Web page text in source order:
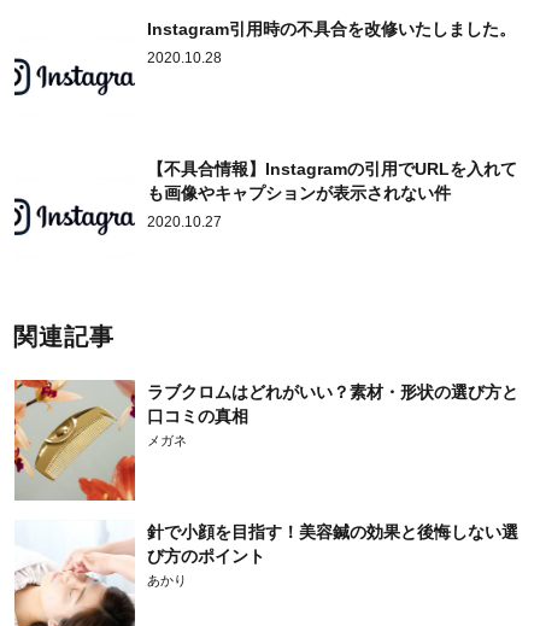
Instagram引用時の不具合を改修いたしました。
2020.10.28
【不具合情報】Instagramの引用でURLを入れて
も画像やキャプションが表示されない件
2020.10.27
関連記事
ラブクロムはどれがいい？素材・形状の選び方と
口コミの真相
メガネ
針で小顔を目指す！美容鍼の効果と後悔しない選
び方のポイント
あかり